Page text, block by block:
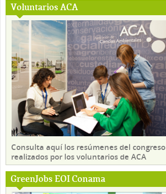
Voluntarios ACA
Consulta aquí los resúmenes del congreso
realizados por los voluntarios de ACA
GreenJobs EOI Conama